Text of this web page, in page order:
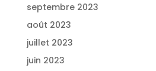
septembre 2023
août 2023
juillet 2023
juin 2023